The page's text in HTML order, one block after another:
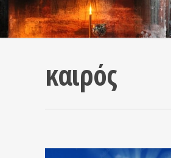
καιρός